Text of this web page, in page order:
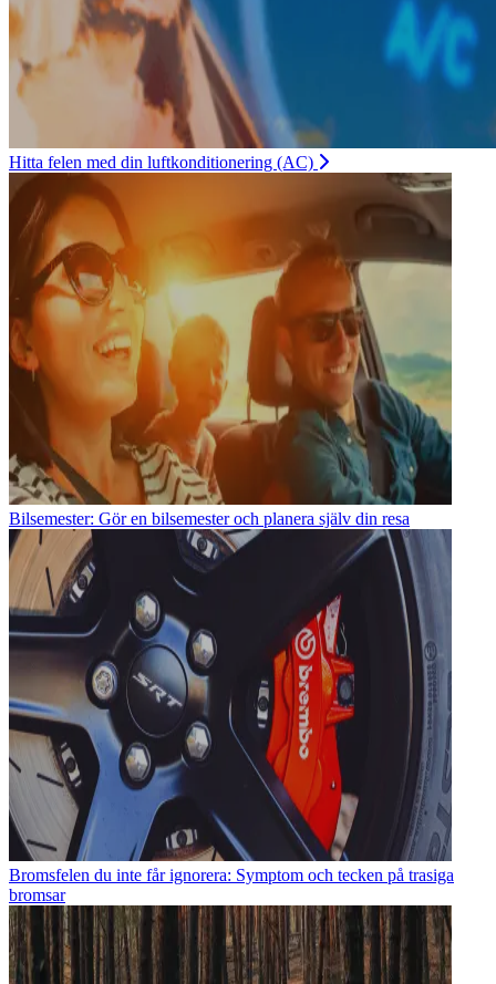
Hitta felen med din luftkonditionering (AC)
Bilsemester: Gör en bilsemester och planera själv din resa
Bromsfelen du inte får ignorera: Symptom och tecken på trasiga
bromsar